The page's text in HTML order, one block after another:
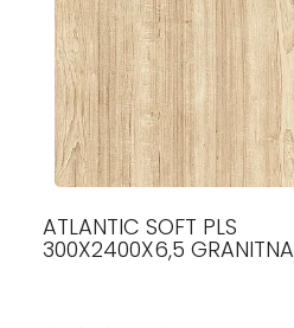
ATLANTIC SOFT PLS
300X2400X6,5 GRANITNA